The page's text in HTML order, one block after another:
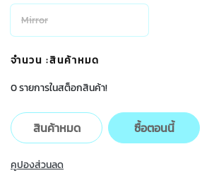
Mirror
จำนวน :สินค้าหมด
0 รายการในสต็อกสินค้า!
สินค้าหมด ซื้อตอนนี้
คูปองส่วนลด